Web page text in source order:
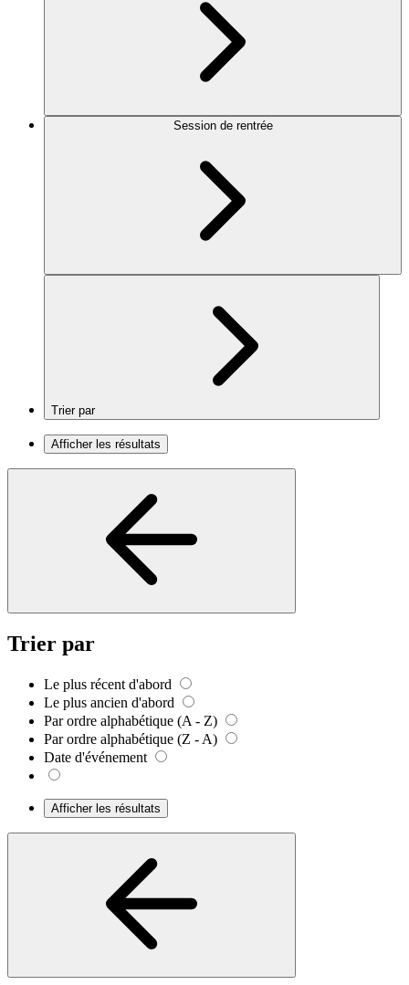
Session de rentrée
Trier par
Afficher les résultats
Trier par
Le plus récent d'abord
Le plus ancien d'abord
Par ordre alphabétique (A - Z)
Par ordre alphabétique (Z - A)
Date d'événement
Afficher les résultats